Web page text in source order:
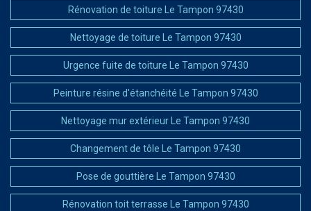
Rénovation de toiture Le Tampon 97430
Nettoyage de toiture Le Tampon 97430
Urgence fuite de toiture Le Tampon 97430
Peinture résine d'étanchéité Le Tampon 97430
Nettoyage mur extérieur Le Tampon 97430
Changement de tôle Le Tampon 97430
Pose de gouttière Le Tampon 97430
Rénovation toit terrasse Le Tampon 97430